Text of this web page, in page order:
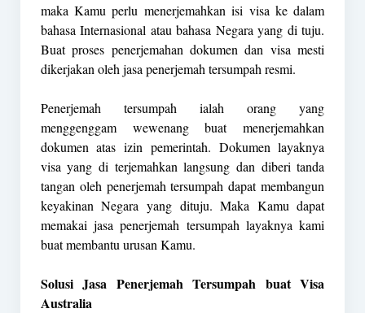
maka Kamu perlu menerjemahkan isi visa ke dalam
bahasa Internasional atau bahasa Negara yang di tuju.
Buat proses penerjemahan dokumen dan visa mesti
dikerjakan oleh jasa penerjemah tersumpah resmi.
Penerjemah tersumpah ialah orang yang
menggenggam wewenang buat menerjemahkan
dokumen atas izin pemerintah. Dokumen layaknya
visa yang di terjemahkan langsung dan diberi tanda
tangan oleh penerjemah tersumpah dapat membangun
keyakinan Negara yang dituju. Maka Kamu dapat
memakai jasa penerjemah tersumpah layaknya kami
buat membantu urusan Kamu.
Solusi Jasa Penerjemah Tersumpah buat Visa
Australia